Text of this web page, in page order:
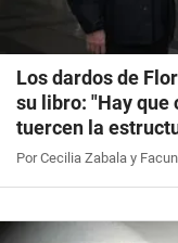
Los dardos de
su libro: "Hay
tuercen la
Por Cecilia Zabala y